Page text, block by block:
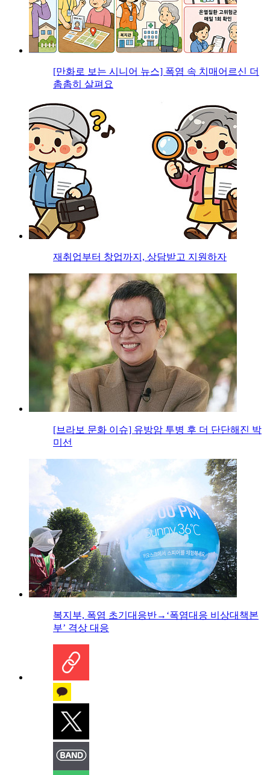
[만화로 보는 시니어 뉴스] 폭염 속 치매어르신 더
촘촘히 살펴요
재취업부터 창업까지, 상담받고 지원하자
[브라보 문화 이슈] 유방암 투병 후 더 단단해진 박
미선
복지부, 폭염 초기대응반→‘폭염대응 비상대책본
부’ 격상 대응